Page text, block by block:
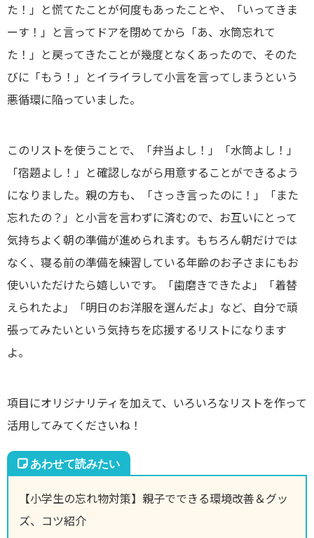
た！」と慌てたことが何度もあったことや、「いってきま
ーす！」と言ってドアを閉めてから「あ、水筒忘れて
た！」と戻ってきたことが幾度となくあったので、そのた
びに「もう！」とイライラして小言を言ってしまうという
悪循環に陥っていました。
このリストを使うことで、「弁当よし！」「水筒よし！」
「宿題よし！」と確認しながら用意することができるよう
になりました。親の方も、「さっき言ったのに！」「また
忘れたの？」と小言を言わずに済むので、お互いにとって
気持ちよく朝の準備が進められます。もちろん朝だけでは
なく、寝る前の準備を練習している年齢のお子さまにもお
使いいただけたら嬉しいです。「歯磨きできたよ」「着替
えられたよ」「明日のお洋服を選んだよ」など、自分で頑
張ってみたいという気持ちを応援するリストになります
よ。
項目にオリジナリティを加えて、いろいろなリストを作って
活用してみてくださいね！
【小学生の忘れ物対策】親子でできる環境改善＆グッ
ズ、コツ紹介